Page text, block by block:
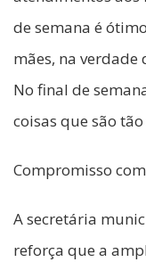
de semana é
mães, na
No final de
coisas que são
Compromisso
A secretária
reforça que a